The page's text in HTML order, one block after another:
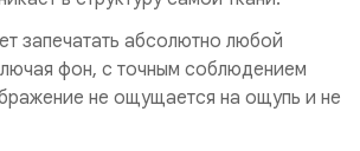
запечатать абсолютно любой
фон, с точным соблюдением
не ощущается на ощупь и не